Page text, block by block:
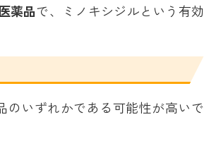
薬品で、ミノキシジルという有効
のいずれかである可能性が高いで